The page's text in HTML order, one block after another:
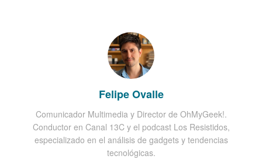
Felipe Ovalle
Comunicador Multimedia y Director de OhMyGeek!.
Conductor en Canal 13C y el podcast Los Resistidos,
especializado en el análisis de gadgets y tendencias
tecnológicas.